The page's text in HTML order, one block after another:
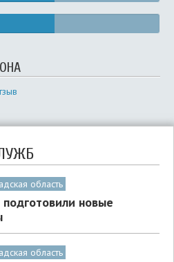
область
новые
область